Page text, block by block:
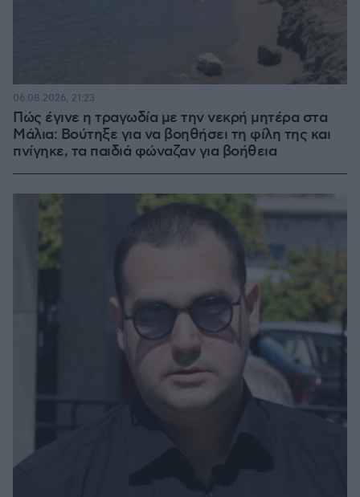
Πώς έγινε η τραγωδία με την νεκρή μητέρα στα
Μάλια: Βούτηξε για να βοηθήσει τη φίλη της και
πνίγηκε, τα παιδιά φώναζαν για βοήθεια
06.08.2026, 21:23